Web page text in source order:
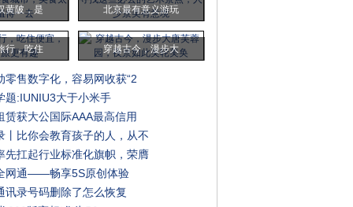
黄陂，是 北京最有意义游玩
行，吃住 穿越古今，漫步大
零售数字化，容易网收获“2
题:IUNIU3大于小米手
赁获大公国际AAA最高信用
丨比你会教育孩子的人，从不
先扛起行业标准化旗帜，荣膺
网通——畅享5S原创体验
讯录号码删除了怎么恢复